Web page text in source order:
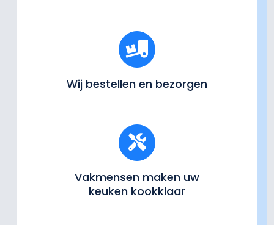
Wij bestellen en bezorgen
Vakmensen maken uw
keuken kookklaar